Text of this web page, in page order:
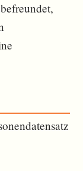
befreundet,